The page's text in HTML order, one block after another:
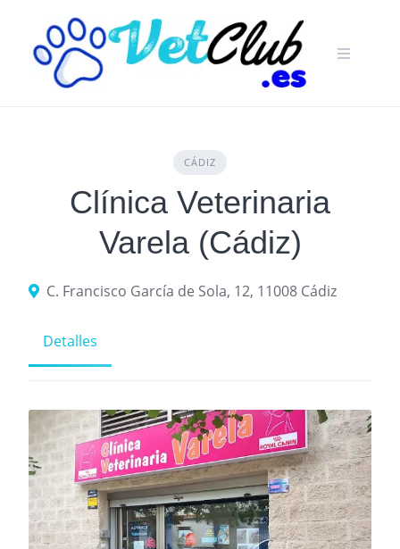
content
CÁDIZ
Clínica Veterinaria
Varela (Cádiz)
C. Francisco García de Sola, 12, 11008 Cádiz
Detalles